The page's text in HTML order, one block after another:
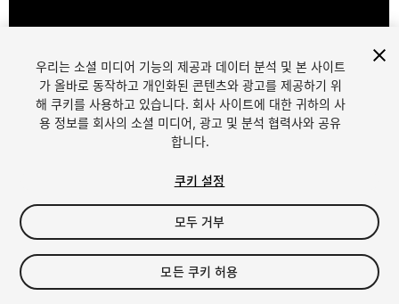
1/6
$9.99
세금/부가세는 결제 시 반영됩니다.
우리는 소셜 미디어 기능의 제공과 데이터 분석 및 본 사이트
가 올바로 동작하고 개인화된 콘텐츠와 광고를 제공하기 위
해 쿠키를 사용하고 있습니다. 회사 사이트에 대한 귀하의 사
용 정보를 회사의 소셜 미디어, 광고 및 분석 협력사와 공유
합니다.
쿠키 설정
모두 거부
모든 쿠키 허용